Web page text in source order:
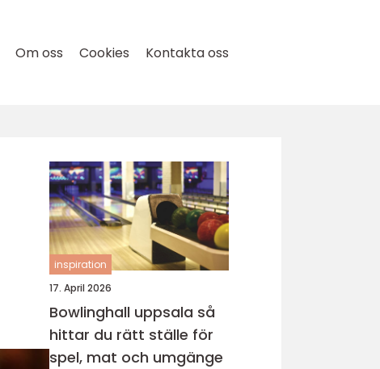
Om oss Cookies Kontakta oss
inspiration
17. April 2026
Bowlinghall uppsala så
hittar du rätt ställe för
spel, mat och umgänge